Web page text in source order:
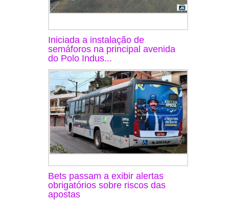
Iniciada a instalação de
semáforos na principal avenida
do Polo Indus...
Bets passam a exibir alertas
obrigatórios sobre riscos das
apostas